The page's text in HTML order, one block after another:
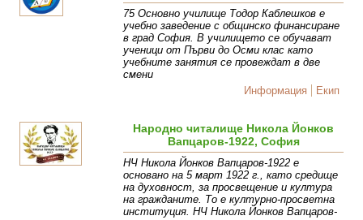
75 Основно училище Тодор Каблешков е
учебно заведение с общинско финансиране
в град София. В училището се обучават
ученици от Първи до Осми клас като
учебните занятия се провеждат в две
смени
Информация
Екип
Народно читалище Никола Йонков
Вапцаров-1922, София
НЧ Никола Йонков Вапцаров-1922 е
основано на 5 март 1922 г., като средище
на духовност, за просвещение и култура
на гражданите. То е културно-просветна
институция. НЧ Никола Йонков Вапцаров-